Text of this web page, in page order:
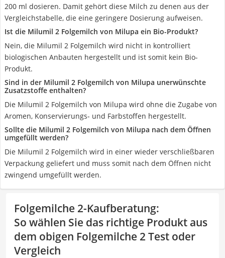
200 ml dosieren. Damit gehört diese Milch zu denen aus der
Vergleichstabelle, die eine geringere Dosierung aufweisen.
Ist die Milumil 2 Folgemilch von Milupa ein Bio-Produkt?
Nein, die Milumil 2 Folgemilch wird nicht in kontrolliert
biologischen Anbauten hergestellt und ist somit kein Bio-
Produkt.
Sind in der Milumil 2 Folgemilch von Milupa unerwünschte
Zusatzstoffe enthalten?
Die Milumil 2 Folgemilch von Milupa wird ohne die Zugabe von
Aromen, Konservierungs- und Farbstoffen hergestellt.
Sollte die Milumil 2 Folgemilch von Milupa nach dem Öffnen
umgefüllt werden?
Die Milumil 2 Folgemilch wird in einer wieder verschließbaren
Verpackung geliefert und muss somit nach dem Öffnen nicht
zwingend umgefüllt werden.
Folgemilche 2-Kaufberatung:
So wählen Sie das richtige Produkt aus
dem obigen Folgemilche 2 Test oder
Vergleich